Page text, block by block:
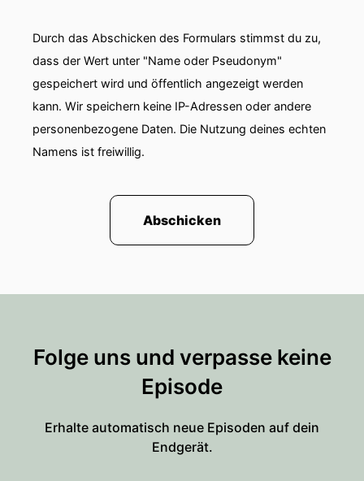
Durch das Abschicken des Formulars stimmst du zu,
dass der Wert unter "Name oder Pseudonym"
gespeichert wird und öffentlich angezeigt werden
kann. Wir speichern keine IP-Adressen oder andere
personenbezogene Daten. Die Nutzung deines echten
Namens ist freiwillig.
Abschicken
Folge uns und verpasse keine
Episode
Erhalte automatisch neue Episoden auf dein
Endgerät.